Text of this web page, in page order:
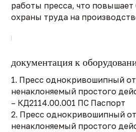
работы пресса, что повышает
охраны труда на
документация к
1. Пресс однокривошипный
ненаклоняемый простого
– КД2114.00.001 ПС Паспорт
2. Пресс однокривошипный
ненаклоняемый простого